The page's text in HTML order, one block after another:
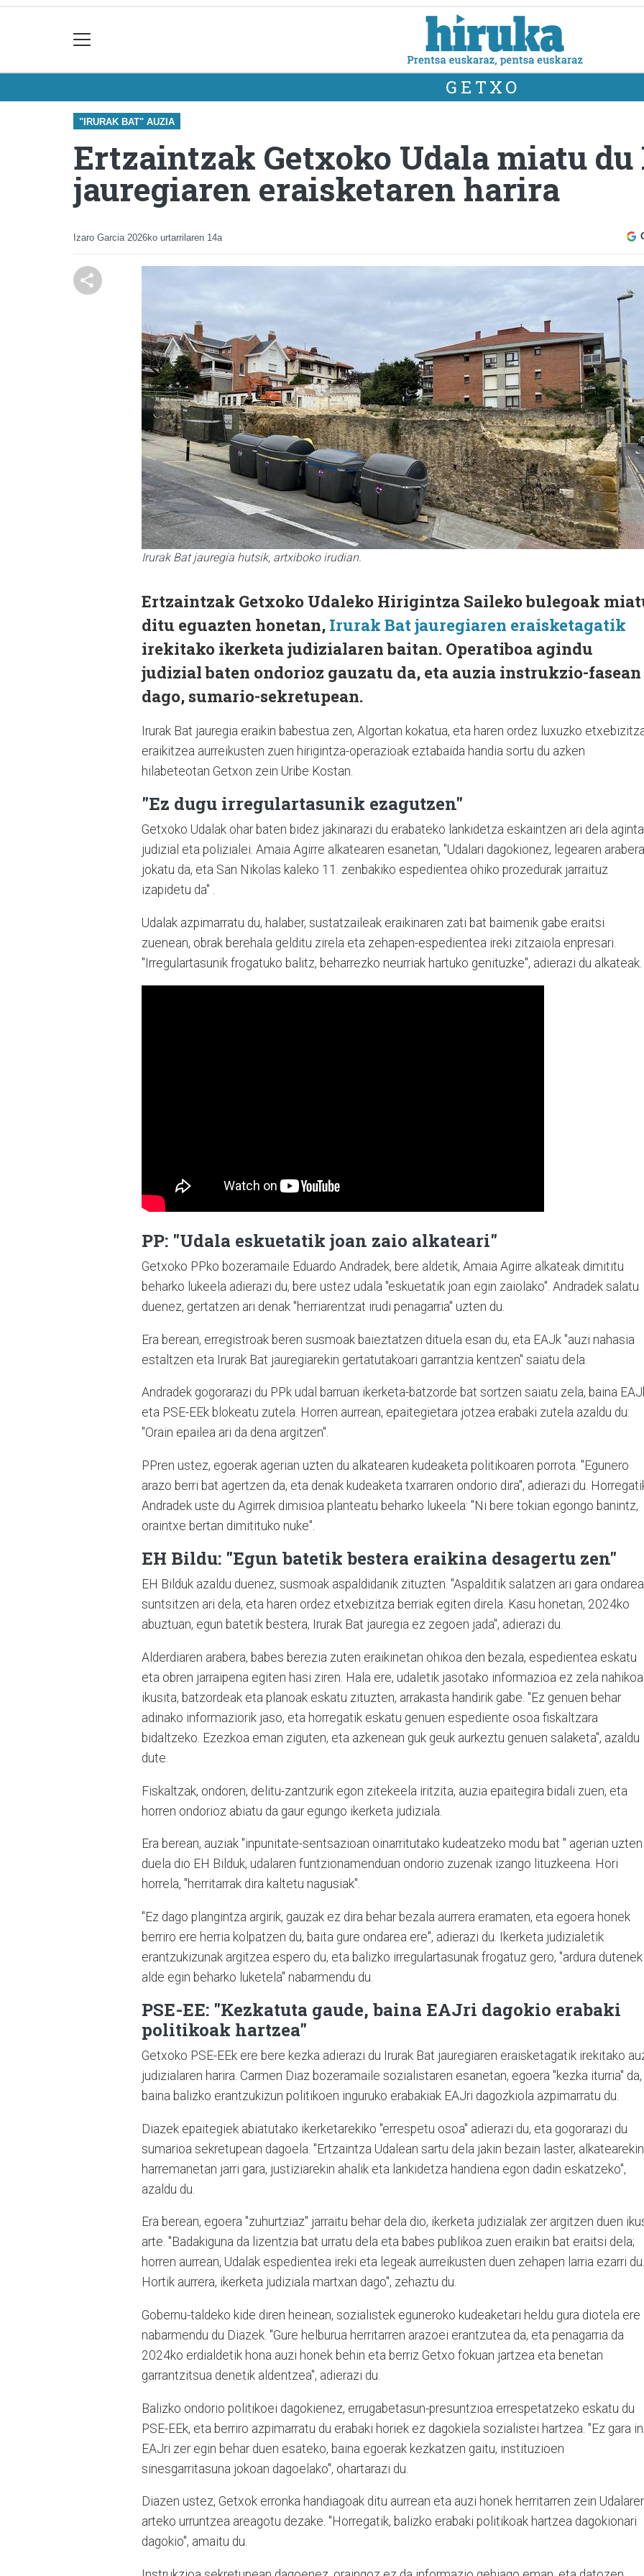
GETXO
"IRURAK BAT" AUZIA
Ertzaintzak Getxoko Udala miatu
jauregiaren eraisketaren harira
Izaro Garcia 2026ko urtarrilaren 14a
Irurak Bat jauregia hutsik, artxiboko irudian.
Ertzaintzak Getxoko Udaleko Hirigintza Saileko bulegoak
ditu eguazten honetan, Irurak Bat jauregiaren eraisketagatik
irekitako ikerketa judizialaren baitan. Operatiboa agindu
judizial baten ondorioz gauzatu da, eta auzia instrukzio-fasean
dago, sumario-sekretupean.
Irurak Bat jauregia eraikin babestua zen, Algortan kokatua, eta haren ordez luxuzko
eraikitzea aurreikusten zuen hirigintza-operazioak eztabaida handia sortu du azken
hilabeteotan Getxon zein Uribe Kostan.
"Ez dugu irregulartasunik ezagutzen"
Getxoko Udalak ohar baten bidez jakinarazi du erabateko lankidetza eskaintzen ari dela
judizial eta polizialei. Amaia Agirre alkatearen esanetan, "Udalari dagokionez, legearen arabera
jokatu da, eta San Nikolas kaleko 11. zenbakiko espedientea ohiko prozedurak jarraituz
izapidetu da" .
Udalak azpimarratu du, halaber, sustatzaileak eraikinaren zati bat baimenik gabe eraitsi
zuenean, obrak berehala gelditu zirela eta zehapen-espedientea ireki zitzaiola enpresari.
"Irregulartasunik frogatuko balitz, beharrezko neurriak hartuko genituzke", adierazi du alkateak.
PP: "Udala eskuetatik joan zaio alkateari"
Getxoko PPko bozeramaile Eduardo Andradek, bere aldetik, Amaia Agirre alkateak dimititu
beharko lukeela adierazi du, bere ustez udala "eskuetatik joan egin zaiolako". Andradek salatu
duenez, gertatzen ari denak "herriarentzat irudi penagarria" uzten du.
Era berean, erregistroak beren susmoak baieztatzen dituela esan du, eta EAJk "auzi nahasia
estaltzen eta Irurak Bat jauregiarekin gertatutakoari garrantzia kentzen" saiatu dela.
Andradek gogorarazi du PPk udal barruan ikerketa-batzorde bat sortzen saiatu zela, baina
eta PSE-EEk blokeatu zutela. Horren aurrean, epaitegietara jotzea erabaki zutela azaldu du:
"Orain epailea ari da dena argitzen".
PPren ustez, egoerak agerian uzten du alkatearen kudeaketa politikoaren porrota. "Egunero
arazo berri bat agertzen da, eta denak kudeaketa txarraren ondorio dira", adierazi du.
Andradek uste du Agirrek dimisioa planteatu beharko lukeela: "Ni bere tokian egongo banintz,
oraintxe bertan dimitituko nuke".
EH Bildu: "Egun batetik bestera eraikina desagertu zen"
EH Bilduk azaldu duenez, susmoak aspaldidanik zituzten. "Aspalditik salatzen ari gara ondarea
suntsitzen ari dela, eta haren ordez etxebizitza berriak egiten direla. Kasu honetan, 2024ko
abuztuan, egun batetik bestera, Irurak Bat jauregia ez zegoen jada", adierazi du.
Alderdiaren arabera, babes berezia zuten eraikinetan ohikoa den bezala, espedientea eskatu
eta obren jarraipena egiten hasi ziren. Hala ere, udaletik jasotako informazioa ez zela nahikoa
ikusita, batzordeak eta planoak eskatu zituzten, arrakasta handirik gabe. "Ez genuen behar
adinako informaziorik jaso, eta horregatik eskatu genuen espediente osoa fiskaltzara
bidaltzeko. Ezezkoa eman ziguten, eta azkenean guk geuk aurkeztu genuen salaketa", azaldu
dute.
Fiskaltzak, ondoren, delitu-zantzurik egon zitekeela iritzita, auzia epaitegira bidali zuen, eta
horren ondorioz abiatu da gaur egungo ikerketa judiziala.
Era berean, auziak "inpunitate-sentsazioan oinarritutako kudeatzeko modu bat " agerian uzten
duela dio EH Bilduk, udalaren funtzionamenduan ondorio zuzenak izango lituzkeena. Hori
horrela, "herritarrak dira kaltetu nagusiak".
"Ez dago plangintza argirik, gauzak ez dira behar bezala aurrera eramaten, eta egoera honek
berriro ere herria kolpatzen du, baita gure ondarea ere", adierazi du. Ikerketa judizialetik
erantzukizunak argitzea espero du, eta balizko irregulartasunak frogatuz gero, "ardura dutenek
alde egin beharko luketela" nabarmendu du.
PSE-EE: "Kezkatuta gaude, baina EAJri dagokio erabaki
politikoak hartzea"
Getxoko PSE-EEk ere bere kezka adierazi du Irurak Bat jauregiaren eraisketagatik irekitako
judizialaren harira. Carmen Diaz bozeramaile sozialistaren esanetan, egoera "kezka iturria" da,
baina balizko erantzukizun politikoen inguruko erabakiak EAJri dagozkiola azpimarratu du.
Diazek epaitegiek abiatutako ikerketarekiko "errespetu osoa" adierazi du, eta gogorarazi du
sumarioa sekretupean dagoela. "Ertzaintza Udalean sartu dela jakin bezain laster, alkatearekin
harremanetan jarri gara, justiziarekin ahalik eta lankidetza handiena egon dadin eskatzeko",
azaldu du.
Era berean, egoera "zuhurtziaz" jarraitu behar dela dio, ikerketa judizialak zer argitzen duen
arte. "Badakiguna da lizentzia bat urratu dela eta babes publikoa zuen eraikin bat eraitsi dela;
horren aurrean, Udalak espedientea ireki eta legeak aurreikusten duen zehapen larria ezarri du.
Hortik aurrera, ikerketa judiziala martxan dago", zehaztu du.
Gobernu-taldeko kide diren heinean, sozialistek eguneroko kudeaketari heldu gura diotela ere
nabarmendu du Diazek. "Gure helburua herritarren arazoei erantzutea da, eta penagarria da
2024ko erdialdetik hona auzi honek behin eta berriz Getxo fokuan jartzea eta benetan
garrantzitsua denetik aldentzea", adierazi du.
Balizko ondorio politikoei dagokienez, errugabetasun-presuntzioa errespetatzeko eskatu du
PSE-EEk, eta berriro azpimarratu du erabaki horiek ez dagokiela sozialistei hartzea. "Ez gara
EAJri zer egin behar duen esateko, baina egoerak kezkatzen gaitu, instituzioen
sinesgarritasuna jokoan dagoelako", ohartarazi du.
Diazen ustez, Getxok erronka handiagoak ditu aurrean eta auzi honek herritarren zein
arteko urruntzea areagotu dezake. "Horregatik, balizko erabaki politikoak hartzea dagokionari
dagokio", amaitu du.